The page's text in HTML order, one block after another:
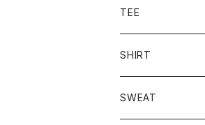
TEE
SHIRT
SWEAT